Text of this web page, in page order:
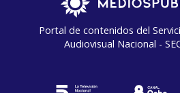
Portal de contenidos del
Audiovisual Nacional -